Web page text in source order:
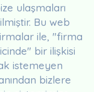
ulaşmaları
Bu web
ile, "firma
bir ilişkisi
istemeyen
bizlere